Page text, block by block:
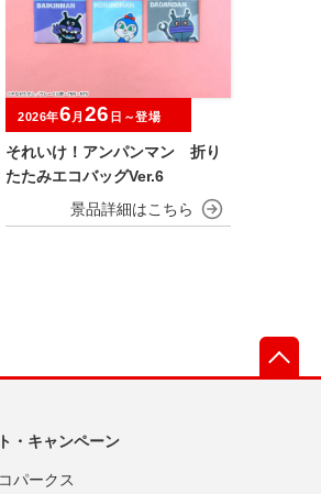
それいけ！アンパンマン 折り
たたみエコバッグVer.6
2026年6 月 26 日～登場
・キャンペーン
パークス